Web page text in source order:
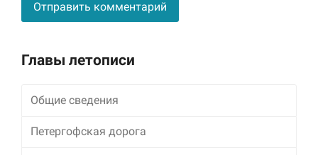
Главы летописи
Общие сведения
Петергофская дорога